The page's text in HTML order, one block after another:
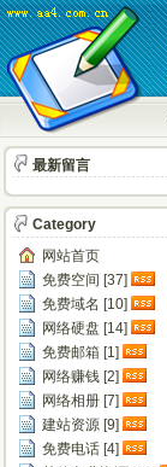
最新留言
Category
网站首页
免费空间 [37]
免费域名 [10]
网络硬盘 [14]
免费邮箱 [1]
网络赚钱 [2]
网络相册 [7]
建站资源 [9]
免费电话 [4]